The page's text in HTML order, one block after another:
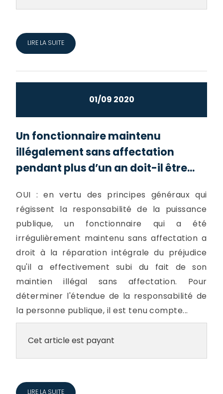
LIRE LA SUITE
01/09 2020
Un fonctionnaire maintenu
illégalement sans affectation
pendant plus d’un an doit-il être...
OUI : en vertu des principes généraux qui
régissent la responsabilité de la puissance
publique, un fonctionnaire qui a été
irrégulièrement maintenu sans affectation a
droit à la réparation intégrale du préjudice
qu'il a effectivement subi du fait de son
maintien illégal sans affectation. Pour
déterminer l'étendue de la responsabilité de
la personne publique, il est tenu compte...
Cet article est payant
LIRE LA SUITE